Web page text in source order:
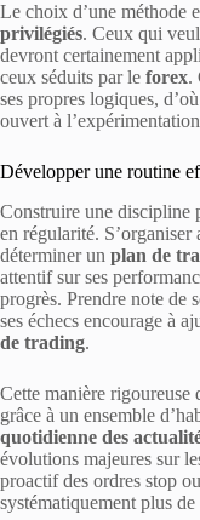
Le choix d’une méthode
privilégiés. Ceux qui
devront certainement
ceux séduits par le forex.
ses propres logiques,
ouvert à
Développer une routine
Construire une discipline
en régularité. S’organiser
déterminer un plan de
attentif sur ses
progrès. Prendre note de
ses échecs encourage à
de trading.
Cette manière rigoureuse
grâce à un ensemble
quotidienne des
évolutions majeures sur
proactif des ordres stop
systématiquement plus